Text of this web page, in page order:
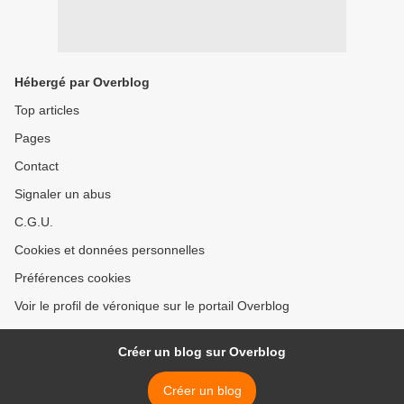
Hébergé par Overblog
Top articles
Pages
Contact
Signaler un abus
C.G.U.
Cookies et données personnelles
Préférences cookies
Voir le profil de véronique sur le portail Overblog
Créer un blog sur Overblog
Créer un blog